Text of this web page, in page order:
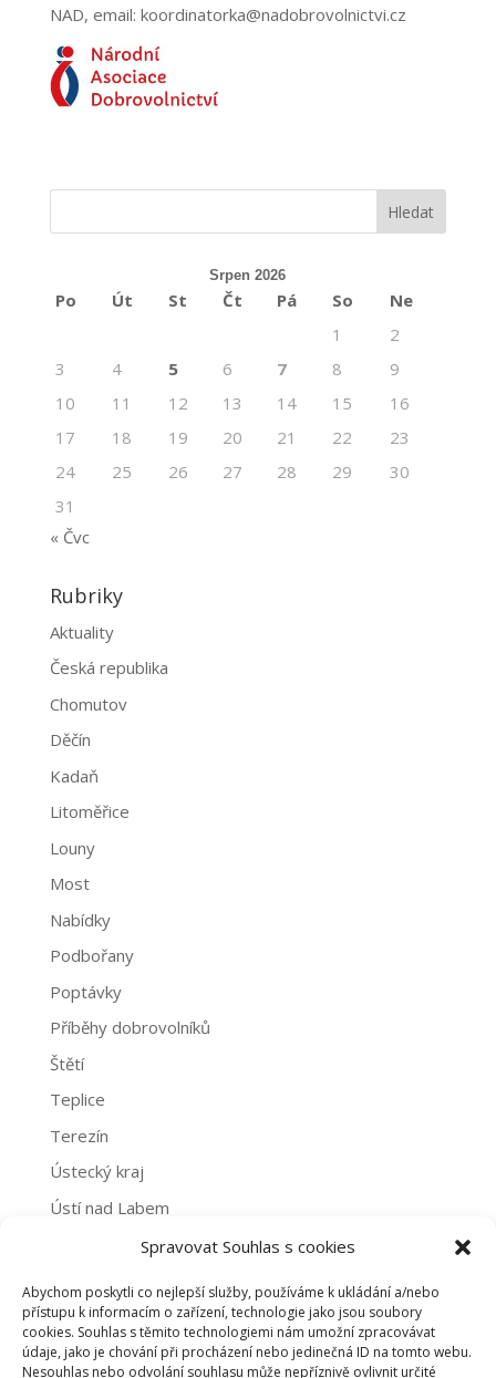
Spravovat Souhlas s cookies
Abychom poskytli co nejlepší služby, používáme k ukládání a/nebo
přístupu k informacím o zařízení, technologie jako jsou soubory
cookies. Souhlas s těmito technologiemi nám umožní zpracovávat
údaje, jako je chování při procházení nebo jedinečná ID na tomto webu.
Nesouhlas nebo odvolání souhlasu může nepříznivě ovlivnit určité
NAD, email: koordinatorka@nadobrovolnictvi.cz
Srpen 2026
Po Út St Čt Pá So
Ne
1
2
3
4 5 6 7 8
9
10
11 12 13 14 15
16
17
18 19 20 21 22
23
24
25 26 27 28 29
30
31
« Čvc
Rubriky
Aktuality
Česká republika
Chomutov
Děčín
Kadaň
Litoměřice
Louny
Most
Nabídky
Podbořany
Poptávky
Příběhy dobrovolníků
Štětí
Teplice
Terezín
Ústecký kraj
Ústí nad Labem
Archivy
Archivy